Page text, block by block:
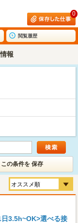
0
閲覧履歴
報
この条件を 保存
日3.5h~OK>選べる接